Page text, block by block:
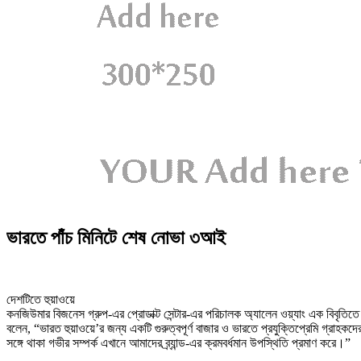
ভারতে পাঁচ মিনিটে শেষ নোভা ৩আই
দেশটিতে হুয়াওয়ে
কনজিউমার বিজনেস গ্রুপ-এর প্রোডাক্ট সেন্টার-এর পরিচালক অ্যালেন ওয়্যাং এক বিবৃতিতে
বলেন, “ভারত হুয়াওয়ে’র জন্য একটি গুরুত্বপূর্ণ বাজার ও ভারতে প্রযুক্তিপ্রেমি
সঙ্গে থাকা গভীর সম্পর্ক এখানে আমাদের ব্র্যান্ড-এর ক্রমবর্ধমান উপস্থিতি প্রমাণ করে।”